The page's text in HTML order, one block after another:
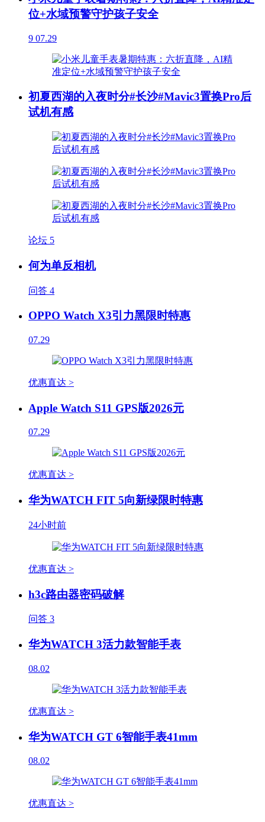
位+水域预警守护孩子安全
9 07.29
初夏西湖的入夜时分#长沙#Mavic3置换Pro后
试机有感
论坛 5
何为单反相机
问答 4
OPPO Watch X3引力黑限时特惠
07.29
优惠直达 >
Apple Watch S11 GPS版2026元
07.29
优惠直达 >
华为WATCH FIT 5向新绿限时特惠
24小时前
优惠直达 >
h3c路由器密码破解
问答 3
华为WATCH 3活力款智能手表
08.02
优惠直达 >
华为WATCH GT 6智能手表41mm
08.02
优惠直达 >